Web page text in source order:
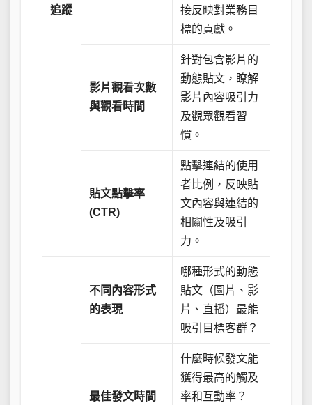
追蹤
接反映對業務目
標的貢獻。
影片觀看次數
與觀看時間
針對包含影片的
動態貼文，瞭解
影片內容吸引力
及觀眾觀看習
慣。
貼文點擊率
(CTR)
點擊連結的使用
者比例，反映貼
文內容與連結的
相關性及吸引
力。
不同內容形式
的表現
哪種形式的動態
貼文（圖片、影
片、直播）最能
吸引目標客群？
最佳發文時間
什麼時候發文能
獲得最高的觸及
率和互動率？